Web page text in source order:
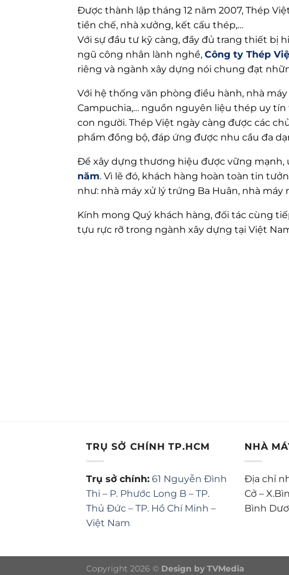
Được thành lập tháng 12 năm 2007, Thép
tiền chế, nhà xưởng, kết cấu thép,…
Với sự đầu tư kỹ càng, đầy đủ trang thiết bị
ngũ công nhân lành nghề, Công ty Thép
riêng và ngành xây dựng nói chung đạt
Với hệ thống văn phòng điều hành, nhà
Campuchia,… nguồn nguyên liệu thép uy tín
con người. Thép Việt ngày càng được các
phẩm đồng bộ, đáp ứng được nhu cầu đa
Để xây dựng thương hiệu được vững mạnh,
năm. Vì lẽ đó, khách hàng hoàn toàn tin
như: nhà máy xử lý trứng Ba Huân, nhà
Kính mong Quý khách hàng, đối tác cùng
tựu rực rỡ trong ngành xây dựng tại Việt
TRỤ SỞ CHÍNH TP.HCM
Trụ sở chính: 61 Nguyễn Đình
Thi – P. Phước Long B – TP.
Thủ Đức – TP. Hồ Chí Minh –
Việt Nam
NHÀ
Địa chỉ
Cở –
Bình
Copyright 2026 © Design by TVMedia